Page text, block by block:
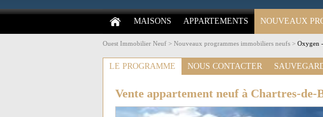
MAISONS APPARTEMENTS NOUVEAUX
Ouest Immobilier Neuf > Nouveaux programmes immobiliers neufs > Oxygen
LE PROGRAMME NOUS CONTACTER
Vente appartement neuf à Chartres-de-